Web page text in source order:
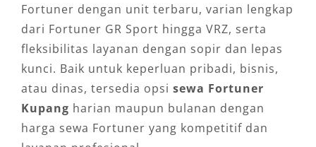
Fortuner dengan unit terbaru, varian lengkap
dari Fortuner GR Sport hingga VRZ, serta
fleksibilitas layanan dengan sopir dan lepas
kunci. Baik untuk keperluan pribadi, bisnis,
atau dinas, tersedia opsi sewa Fortuner
Kupang harian maupun bulanan dengan
harga sewa Fortuner yang kompetitif dan